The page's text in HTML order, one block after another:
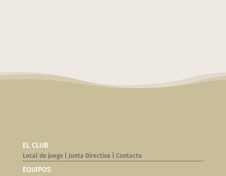
EL CLUB
Local de juego| Junta Directiva Contacto
EQUIPOS